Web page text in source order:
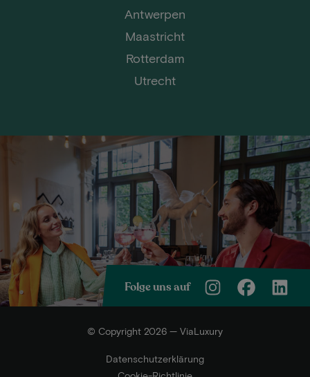
Antwerpen
Maastricht
Rotterdam
Utrecht
Folge uns auf
© Copyright 2026 — ViaLuxury
Datenschutzerklärung